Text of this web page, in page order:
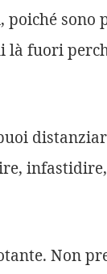
sono
là fuori
Non